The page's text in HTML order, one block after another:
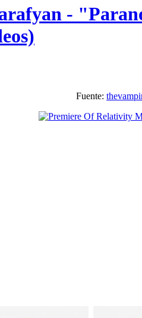
-
Fuente: